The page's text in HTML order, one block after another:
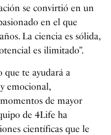
se convirtió en un
en el que
La ciencia es sólida,
es ilimitado”.
que te ayudará a
emocional,
de mayor
de 4Life ha
científicas que le